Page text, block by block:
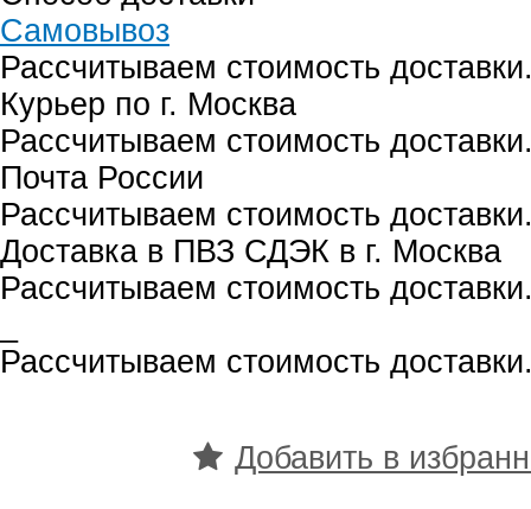
Самовывоз
Рассчитываем стоимость
Курьер по г. Москва
Рассчитываем стоимость
Почта России
Рассчитываем стоимость
Доставка в ПВЗ СДЭК в г. Москва
Рассчитываем стоимость
Рассчитываем стоимость
Добавить в